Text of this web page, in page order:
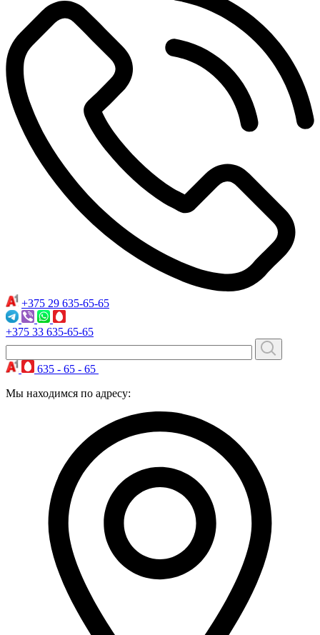
+375 29 635-65-65
+375 33 635-65-65
635 - 65 - 65
Мы находимся по адресу: